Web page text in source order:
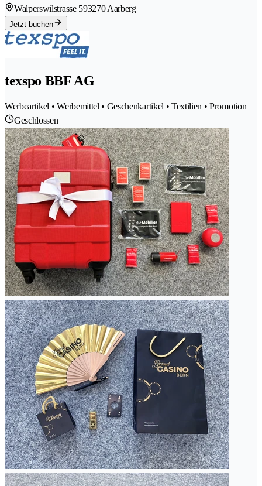
Walperswilstrasse 593270 Aarberg
Jetzt buchen
texspo BBF AG
Werbeartikel • Werbemittel • Geschenkartikel • Textilien • Promotion
Geschlossen